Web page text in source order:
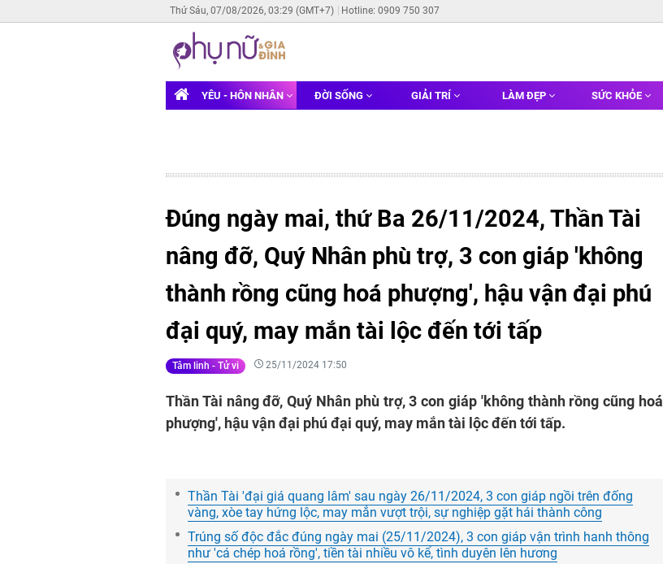
Thứ Sáu, 07/08/2026, 03:29 (GMT+7) Hotline: 0909 750 307
YÊU - HÔN NHÂN ĐỜI SỐNG GIẢI TRÍ LÀM ĐẸP SỨC KHỎE
Đúng ngày mai, thứ Ba 26/11/2024, Thần Tài
nâng đỡ, Quý Nhân phù trợ, 3 con giáp 'không
thành rồng cũng hoá phượng', hậu vận đại phú
đại quý, may mắn tài lộc đến tới tấp
Tâm linh - Tử vi 25/11/2024 17:50
Thần Tài nâng đỡ, Quý Nhân phù trợ, 3 con giáp 'không thành rồng cũng hoá
phượng', hậu vận đại phú đại quý, may mắn tài lộc đến tới tấp.
Thần Tài 'đại giá quang lâm' sau ngày 26/11/2024, 3 con giáp ngồi trên đống
vàng, xòe tay hứng lộc, may mắn vượt trội, sự nghiệp gặt hái thành công
Trúng số độc đắc đúng ngày mai (25/11/2024), 3 con giáp vận trình hanh thông
như 'cá chép hoá rồng', tiền tài nhiều vô kể, tình duyên lên hương